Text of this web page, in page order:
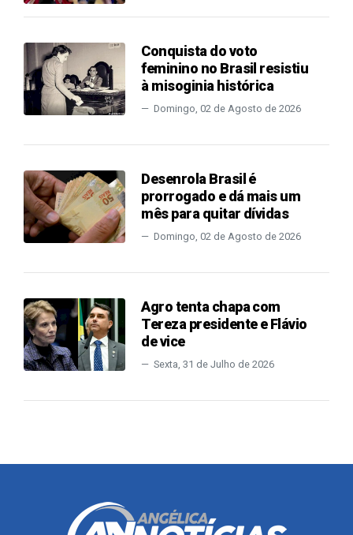
Conquista do voto
feminino no Brasil resistiu
à misoginia histórica
Domingo, 02 de Agosto de 2026
Desenrola Brasil é
prorrogado e dá mais um
mês para quitar dívidas
Domingo, 02 de Agosto de 2026
Agro tenta chapa com
Tereza presidente e Flávio
de vice
Sexta, 31 de Julho de 2026